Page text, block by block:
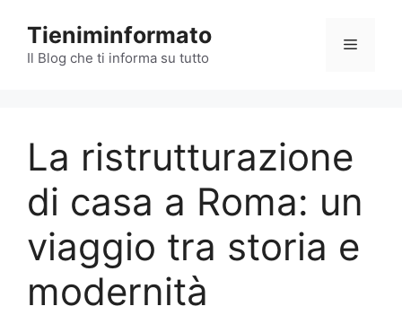
contenuto
Tieniminformato
Il Blog che ti informa su tutto
Menu
La ristrutturazione
di casa a Roma: un
viaggio tra storia e
modernità